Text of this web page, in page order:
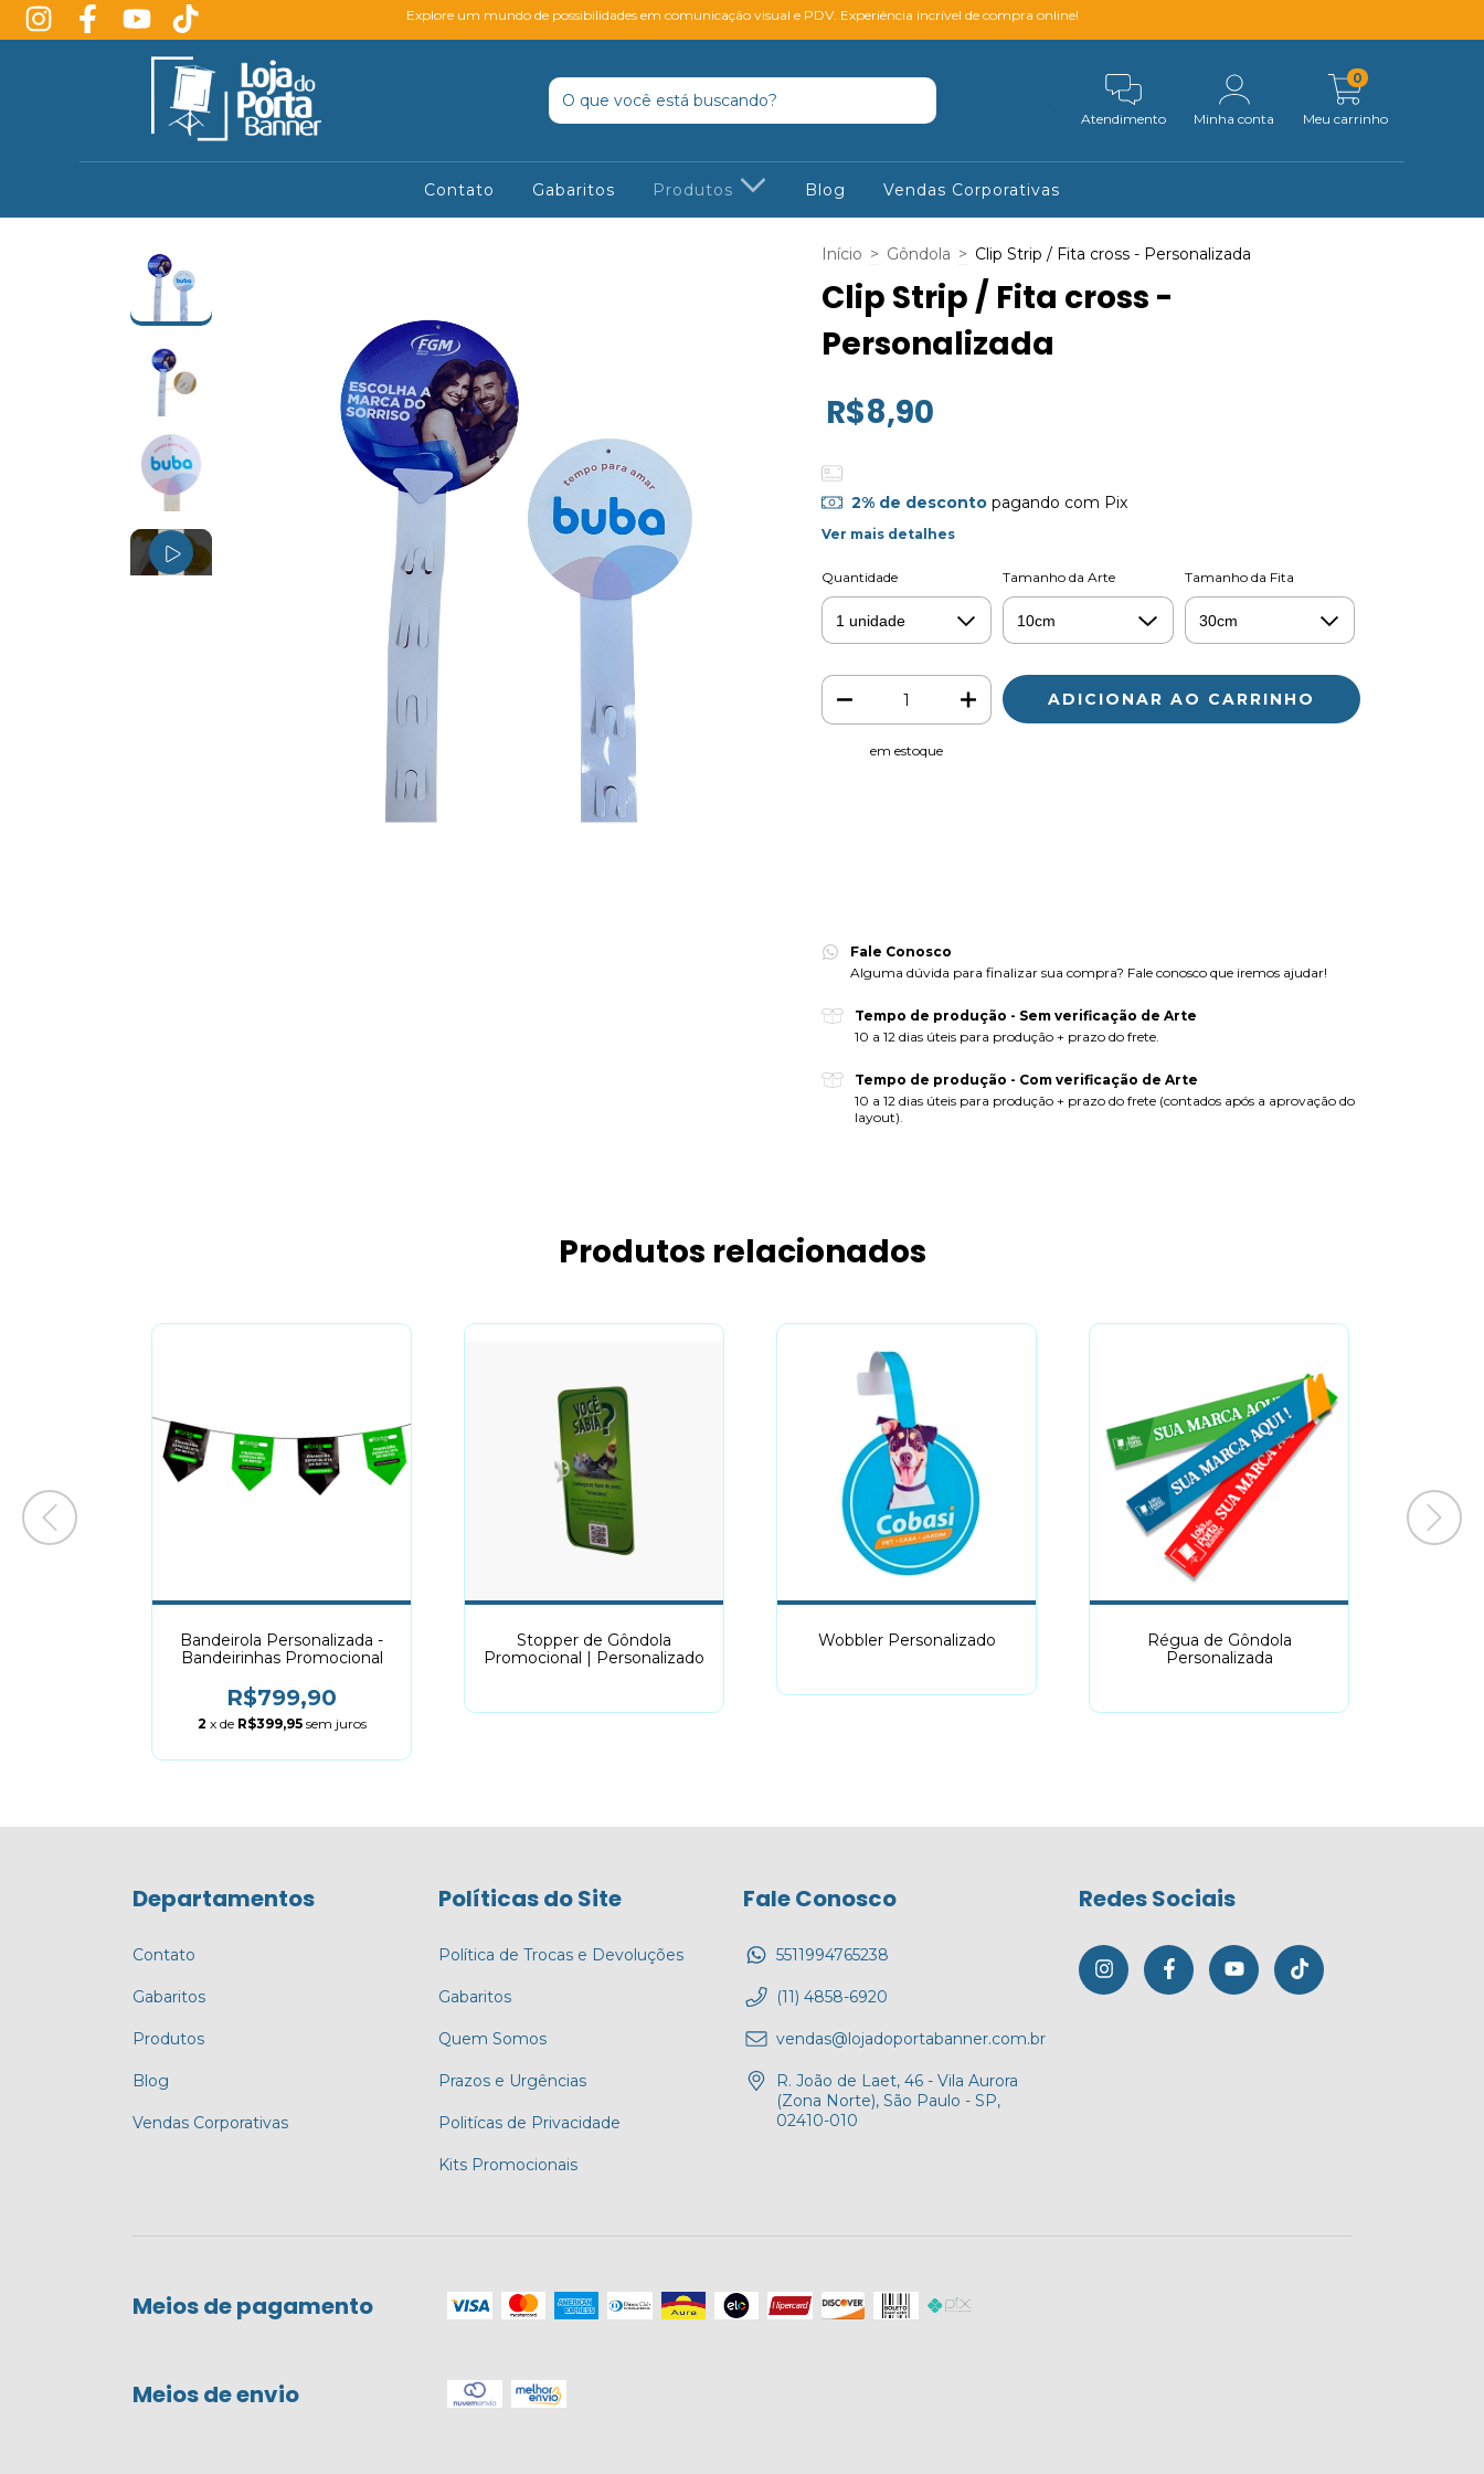
Explore um mundo de possibilidades em comunicação visual e PDV. Experiência incrível de compra online!
Atendimento Minha conta Meu carrinho
0
Contato Gabaritos Produtos Blog Vendas Corporativas
Início > Gôndola > Clip Strip / Fita cross - Personalizada
Clip Strip / Fita cross -
Personalizada
R$8,90
2% de descontopagando com Pix
Ver mais detalhes
Quantidade Tamanho da Arte Tamanho da Fita
em estoque
Fale Conosco
Alguma dúvida para finalizar sua compra? Fale conosco que iremos ajudar!
Tempo de produção - Sem verificação de Arte
10 a 12 dias úteis para produção + prazo do frete.
Tempo de produção - Com verificação de Arte
10 a 12 dias úteis para produção + prazo do frete (contados após a aprovação do
layout).
Produtos relacionados
Bandeirola Personalizada -
Bandeirinhas Promocional
R$799,90
2 x de R$399,95 sem juros
Stopper de Gôndola
Promocional | Personalizado
Wobbler Personalizado
Régua de Gôndola
Personalizada
Departamentos
Contato
Gabaritos
Produtos
Blog
Vendas Corporativas
Políticas do Site
Política de Trocas e Devoluções
Gabaritos
Quem Somos
Prazos e Urgências
Politícas de Privacidade
Kits Promocionais
Fale Conosco
5511994765238
(11) 4858-6920
vendas@lojadoportabanner.com.br
R. João de Laet, 46 - Vila Aurora
(Zona Norte), São Paulo - SP,
02410-010
Redes Sociais
Meios de pagamento
Meios de envio